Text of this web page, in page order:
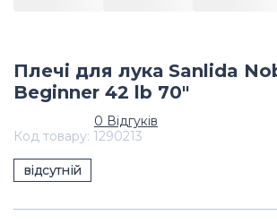
Плечі для лука Sanlida
Beginner 42 lb 70"
0 Відгуків
Код товару: 1290213
відсутній